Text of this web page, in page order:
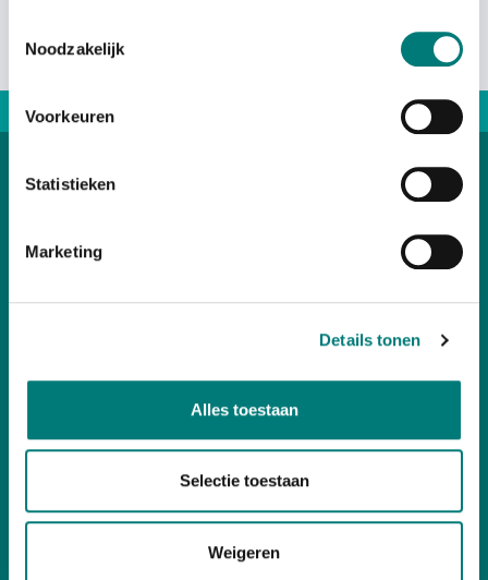
Noodzakelijk
Voorkeuren
Statistieken
Marketing
Details tonen
Alles toestaan
Selectie toestaan
Weigeren
Categories
Customer Service
Follow ussocial media